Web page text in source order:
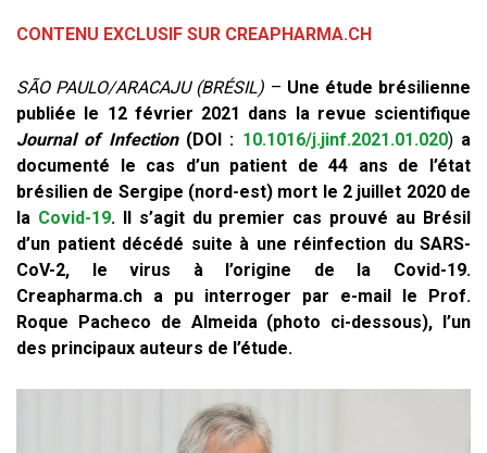
CONTENU EXCLUSIF SUR CREAPHARMA.CH
SÃO PAULO/ARACAJU (BRÉSIL) – Une étude brésilienne
publiée le 12 février 2021 dans la revue scientifique
Journal of Infection(DOI : 10.1016/j.jinf.2021.01.020) a
documenté le cas d’un patient de 44 ans de l’état
brésilien de Sergipe (nord-est) mort le 2 juillet 2020 de
la Covid-19. Il s’agit du premier cas prouvé au Brésil
d’un patient décédé suite à une réinfection du SARS-
CoV-2, le virus à l’origine de la Covid-19.
Creapharma.ch a pu interroger par e-mail le Prof.
Roque Pacheco de Almeida (photo ci-dessous), l’un
des principaux auteurs de l’étude.